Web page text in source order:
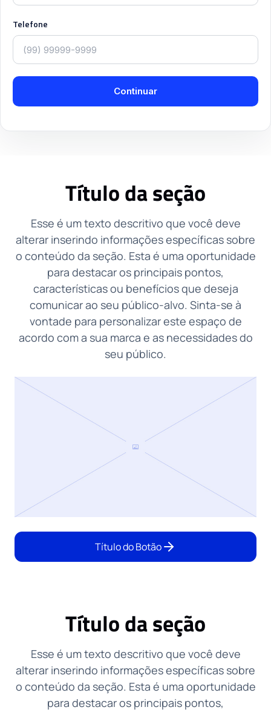
Telefone
Continuar
Título da seção
Esse é um texto descritivo que você deve
alterar inserindo informações específicas sobre
o conteúdo da seção. Esta é uma oportunidade
para destacar os principais pontos,
características ou benefícios que deseja
comunicar ao seu público-alvo. Sinta-se à
vontade para personalizar este espaço de
acordo com a sua marca e as necessidades do
seu público.
Título do Botão
Título da seção
Esse é um texto descritivo que você deve
alterar inserindo informações específicas sobre
o conteúdo da seção. Esta é uma oportunidade
para destacar os principais pontos,